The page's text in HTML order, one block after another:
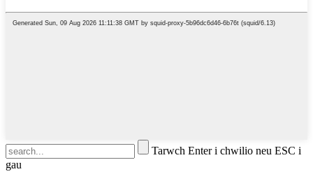
Tarwch Enter i chwilio neu ESC i
gau